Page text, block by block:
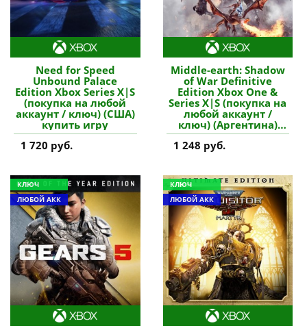
Need for Speed
Unbound Palace
Edition Xbox Series X|S
(покупка на любой
аккаунт / ключ) (США)
купить игру
1 720 руб.
Middle-earth: Shadow
of War Definitive
Edition Xbox One &
Series X|S (покупка на
любой аккаунт /
ключ) (Аргентина)
купить игру
1 248 руб.
КЛЮЧ
ЛЮБОЙ АКК
КЛЮЧ
ЛЮБОЙ АКК